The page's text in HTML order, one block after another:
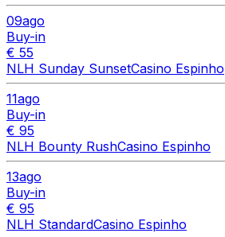
09ago
Buy-in
€ 55
NLH Sunday SunsetCasino Espinho
11ago
Buy-in
€ 95
NLH Bounty RushCasino Espinho
13ago
Buy-in
€ 95
NLH StandardCasino Espinho